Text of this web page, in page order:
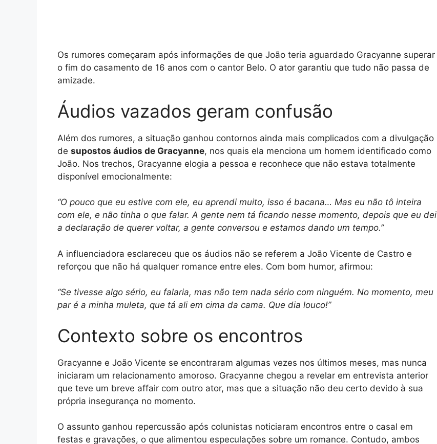
Os rumores começaram após informações de que João teria aguardado Gracyanne superar
o fim do casamento de 16 anos com o cantor Belo. O ator garantiu que tudo não passa de
amizade.
Áudios vazados geram confusão
Além dos rumores, a situação ganhou contornos ainda mais complicados com a divulgação
de supostos áudios de Gracyanne, nos quais ela menciona um homem identificado como
João. Nos trechos, Gracyanne elogia a pessoa e reconhece que não estava totalmente
disponível emocionalmente:
“O pouco que eu estive com ele, eu aprendi muito, isso é bacana… Mas eu não tô inteira
com ele, e não tinha o que falar. A gente nem tá ficando nesse momento, depois que eu dei
a declaração de querer voltar, a gente conversou e estamos dando um tempo.”
A influenciadora esclareceu que os áudios não se referem a João Vicente de Castro e
reforçou que não há qualquer romance entre eles. Com bom humor, afirmou:
“Se tivesse algo sério, eu falaria, mas não tem nada sério com ninguém. No momento, meu
par é a minha muleta, que tá ali em cima da cama. Que dia louco!”
Contexto sobre os encontros
Gracyanne e João Vicente se encontraram algumas vezes nos últimos meses, mas nunca
iniciaram um relacionamento amoroso. Gracyanne chegou a revelar em entrevista anterior
que teve um breve affair com outro ator, mas que a situação não deu certo devido à sua
própria insegurança no momento.
O assunto ganhou repercussão após colunistas noticiaram encontros entre o casal em
festas e gravações, o que alimentou especulações sobre um romance. Contudo, ambos